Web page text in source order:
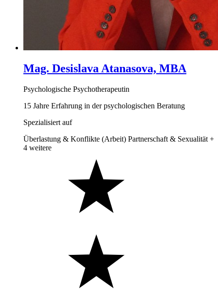
Mag. Desislava Atanasova, MBA
Psychologische Psychotherapeutin
15 Jahre Erfahrung in der psychologischen Beratung
Spezialisiert auf
Überlastung & Konflikte (Arbeit) Partnerschaft & Sexualität +
4 weitere